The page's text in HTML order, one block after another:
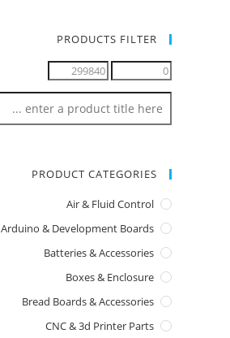
PRODUCTS FILTER
PRODUCT CATEGORIES
Air & Fluid Control
Arduino & Development Boards
Batteries & Accessories
Boxes & Enclosure
Bread Boards & Accessories
CNC & 3d Printer Parts